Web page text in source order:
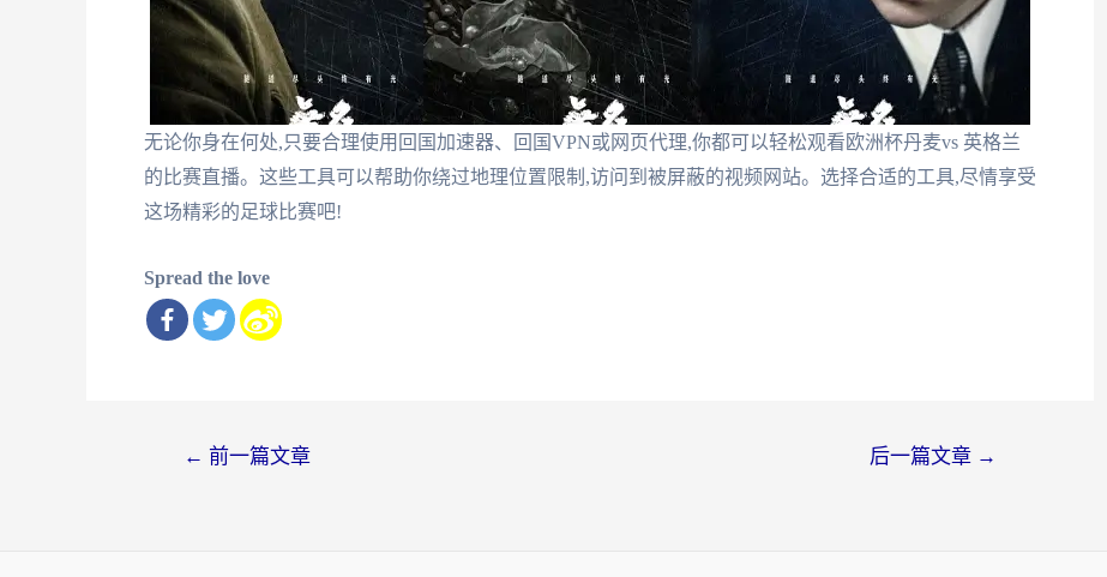
无论你身在何处,只要合理使用回国加速器、回国VPN或网页代理,你都可以轻松观看欧洲杯丹麦vs 英格兰
的比赛直播。这些工具可以帮助你绕过地理位置限制,访问到被屏蔽的视频网站。选择合适的工具,尽情享受
这场精彩的足球比赛吧!
Spread the love
← 前一篇文章 后一篇文章 →